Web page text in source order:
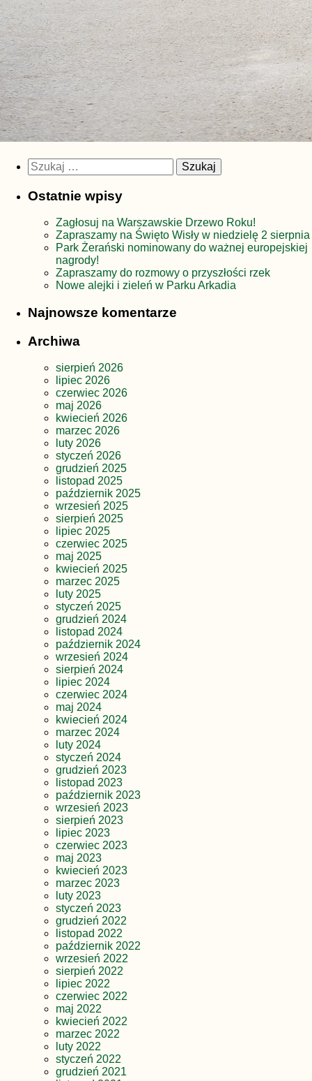
Szukaj:
Ostatnie wpisy
Zagłosuj na Warszawskie Drzewo Roku!
Zapraszamy na Święto Wisły w niedzielę 2 sierpnia
Park Żerański nominowany do ważnej europejskiej
nagrody!
Zapraszamy do rozmowy o przyszłości rzek
Nowe alejki i zieleń w Parku Arkadia
Najnowsze komentarze
Archiwa
sierpień 2026
lipiec 2026
czerwiec 2026
maj 2026
kwiecień 2026
marzec 2026
luty 2026
styczeń 2026
grudzień 2025
listopad 2025
październik 2025
wrzesień 2025
sierpień 2025
lipiec 2025
czerwiec 2025
maj 2025
kwiecień 2025
marzec 2025
luty 2025
styczeń 2025
grudzień 2024
listopad 2024
październik 2024
wrzesień 2024
sierpień 2024
lipiec 2024
czerwiec 2024
maj 2024
kwiecień 2024
marzec 2024
luty 2024
styczeń 2024
grudzień 2023
listopad 2023
październik 2023
wrzesień 2023
sierpień 2023
lipiec 2023
czerwiec 2023
maj 2023
kwiecień 2023
marzec 2023
luty 2023
styczeń 2023
grudzień 2022
listopad 2022
październik 2022
wrzesień 2022
sierpień 2022
lipiec 2022
czerwiec 2022
maj 2022
kwiecień 2022
marzec 2022
luty 2022
styczeń 2022
grudzień 2021